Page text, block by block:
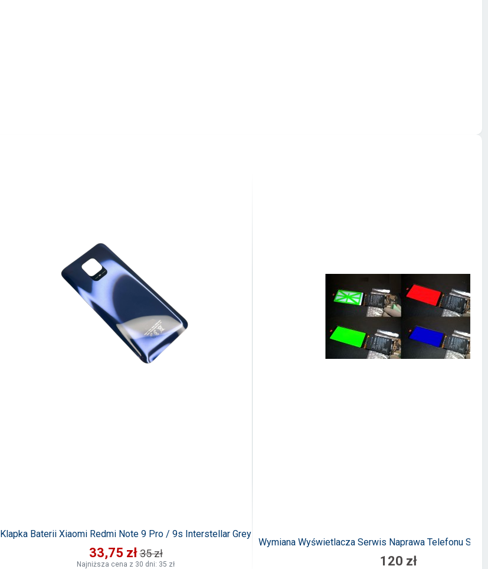
Klapka Baterii Xiaomi Redmi Note 9 Pro / 9s Interstellar Grey
33,75 zł35 zł
Najniższa cena z 30 dni: 35 zł
Wymiana Wyświetlacza Serwis Naprawa Telefonu
120 zł